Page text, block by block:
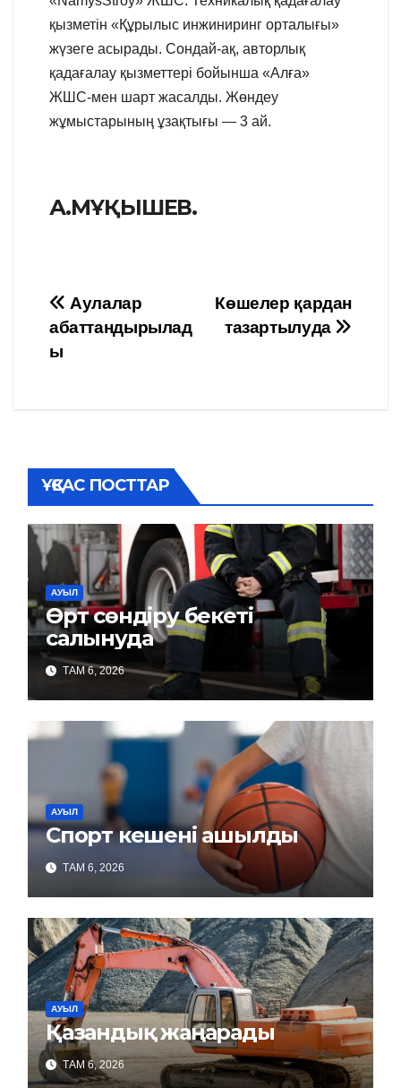
қызметін «Құрылыс инжиниринг орталығы»
жүзеге асырады. Сондай-ақ, авторлық
қадағалау қызметтері бойынша «Алға»
ЖШС-мен шарт жасалды. Жөндеу
жұмыстарының ұзақтығы — 3 ай.
А.МҰҚЫШЕВ.
Навигация
по
Көшелер қардан
тазартылуда
Аулалар
абаттандырылад
ы
ҰҚСАС ПОСТТАР
АУЫЛ
Өрт сөндіру бекеті
салынуда
ТАМ 6, 2026
АУЫЛ
Спорт кешені ашылды
ТАМ 6, 2026
АУЫЛ
Қазандық жаңарады
ТАМ 6, 2026